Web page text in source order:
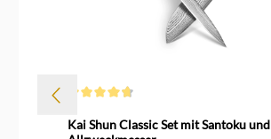
Kai Shun Classic Set mit Santoku und